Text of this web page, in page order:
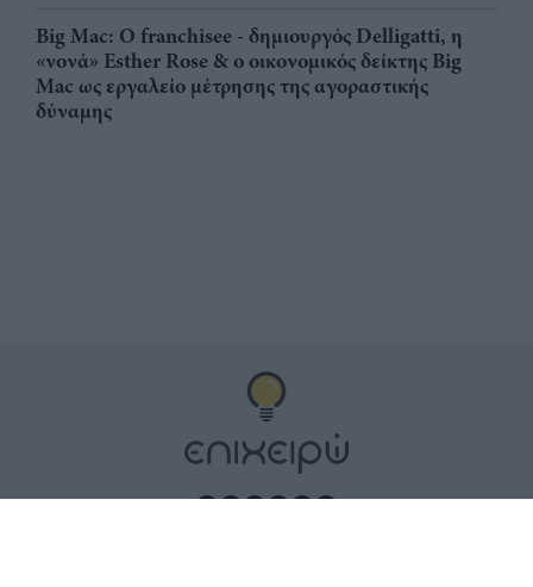
Big Mac: Ο franchisee - δημιουργός Delligatti, η
«νονά» Esther Rose & ο οικονομικός δείκτης Big
Mac ως εργαλείο μέτρησης της αγοραστικής
δύναμης